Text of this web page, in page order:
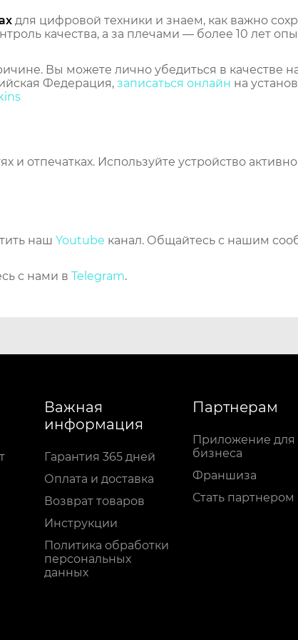
для цифровой техники и знаем, как важно
качества, а за плечами — более 10 лет
Вы можете лично убедиться в качестве
Федерация, записаться онлайн на
и отпечатках. Используйте устройство
наш Youtube канал. Общайтесь с нашим
с нами в Telegram.
Важная
информация
Гарантия 365 дней
Оплата и доставка
Возврат товаров
Инструкции
Политика обработки
персональных
данных
Партнерам
Приложение для
бизнеса
Франшиза
Стать партнером